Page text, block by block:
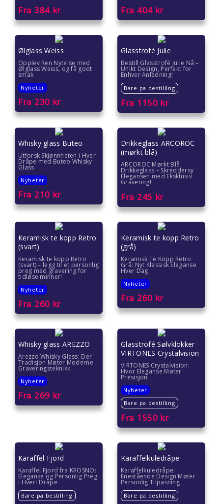
Fra 384kr Fra 404kr
Ølglass Weiss
Opplev Ren Nytelse med
Ølglass Weiss, og få godt
smak
Nyheter
Fra 230 kr
Glasstrofé Julie
Bestill Glasstrofé Julie Nå –
Unikt Design, Perfekt for
Enhver Anledning!
Bare pa bestilling
Fra 1150 kr
Whisky glass Buteo
Utforsk Skjønnheten i Hver
Dråpe med Buteo Whisky
Glass
Nyheter
Fra 210 kr
Drikkeglass ARCOROC
(mørkt blå)
ARCOROC Mørkt Blå
Drikkeglass – Skreddersy
Elegansen med Eksklusiv
Gravering!
Fra 245 kr
Keramisk te kopp Retro
(svart)
Keramisk te kopp Retro
(svart) – legg til et personlig
preg med gravering for
tidløse minner!
Nyheter
Fra 260 kr
Keramisk te kopp Retro
(grå)
Keramisk Te Kopp Retro
Grå: Nyt Klassisk Eleganse
Hver Dag
Nyheter
Fra 260 kr
Whisky glass AREZZO
Arezzo Whisky Glass: Der
Tradisjon Møter Moderne
Graveringsteknikk
Nyheter
Fra 269 kr
Glasstrofé Sølvklokker
VIRTONES Crystalvision
VIRTONES Crystalvision:
Hvor Eleganse Møter
Presisjon
Nyheter
Bare pa bestilling
Fra 1550 kr
Karaffel Fjord
Karaffel Fjord fra KROSNO:
Eleganse og Personlig Preg
i Hvert Dråpe
Bare pa bestilling
Karaffelkuledråpe
Karaffelkuledråpe:
Enestående Design Møter
Personlig Tilpasning
Bare pa bestilling